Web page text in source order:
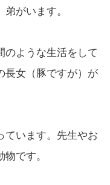
がいます。
のような生活をして
長女（豚ですが）が
ています。先生やお
です。